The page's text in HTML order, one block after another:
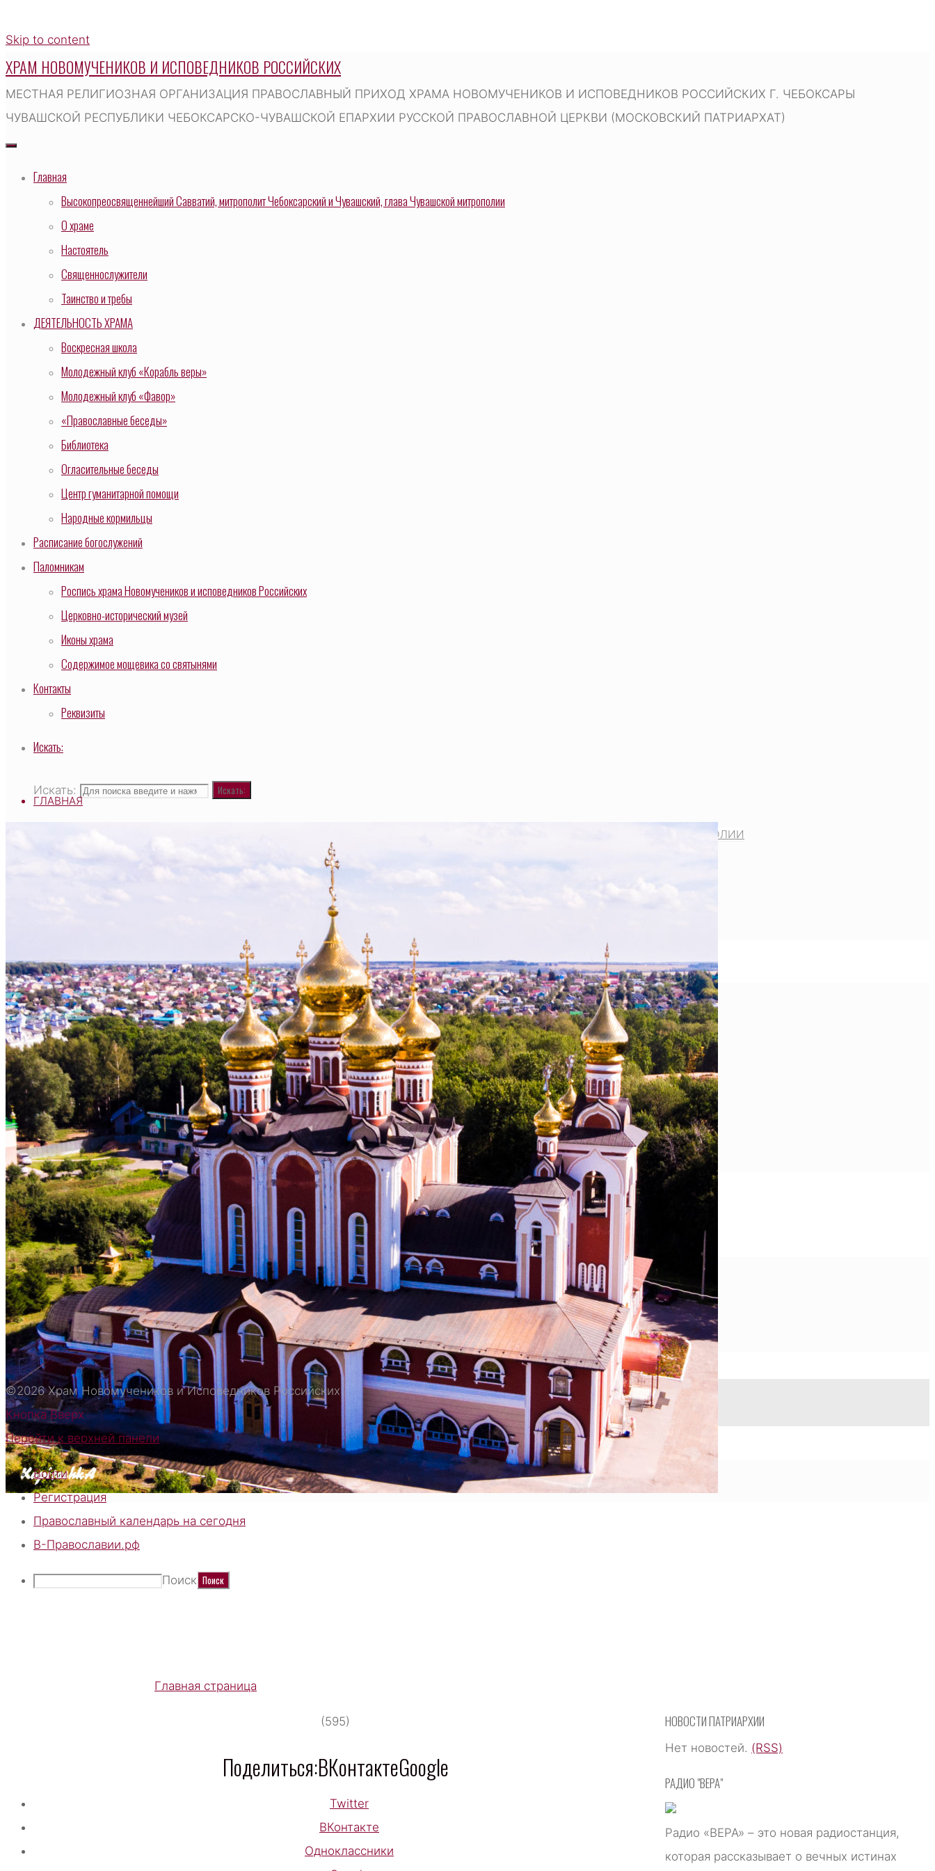
Skip to content
ХРАМ НОВОМУЧЕНИКОВ И ИСПОВЕДНИКОВ РОССИЙСКИХ
МЕСТНАЯ РЕЛИГИОЗНАЯ ОРГАНИЗАЦИЯ ПРАВОСЛАВНЫЙ ПРИХОД ХРАМА НОВОМУЧЕНИКОВ И ИСПОВЕДНИКОВ РОССИЙСКИХ Г. ЧЕБОКСАРЫ
ЧУВАШСКОЙ РЕСПУБЛИКИ ЧЕБОКСАРСКО-ЧУВАШСКОЙ ЕПАРХИИ РУССКОЙ ПРАВОСЛАВНОЙ ЦЕРКВИ (МОСКОВСКИЙ ПАТРИАРХАТ)
Главная
Высокопреосвященнейший Савватий, митрополит Чебоксарский и Чувашский, глава Чувашской митрополии
О храме
Настоятель
Священнослужители
Таинство и требы
ДЕЯТЕЛЬНОСТЬ ХРАМА
Воскресная школа
Молодежный клуб «Корабль веры»
Молодежный клуб «Фавор»
«Православные беседы»
Библиотека
Огласительные беседы
Центр гуманитарной помощи
Народные кормильцы
Расписание богослужений
Паломникам
Роспись храма Новомучеников и исповедников Российских
Церковно-исторический музей
Иконы храма
Содержимое мощевика со святынями
Контакты
Реквизиты
Искать:
Искать: Искать:
ГЛАВНАЯ
ВЫСОКОПРЕОСВЯЩЕННЕЙШИЙ САВВАТИЙ, МИТРОПОЛИТ ЧЕБОКСАРСКИЙ И ЧУВАШСКИЙ, ГЛАВА ЧУВАШСКОЙ МИТРОПОЛИИ
О ХРАМЕ
ДЕЯТЕЛЬНОСТЬ ХРАМА
ВОСКРЕСНАЯ ШКОЛА
МОЛОДЕЖНЫЙ КЛУБ «КОРАБЛЬ ВЕРЫ»
МОЛОДЕЖНЫЙ КЛУБ «ФАВОР»
«ПРАВОСЛАВНЫЕ БЕСЕДЫ»
БИБЛИОТЕКА
ОГЛАСИТЕЛЬНЫЕ БЕСЕДЫ
ЦЕНТР ГУМАНИТАРНОЙ ПОМОЩИ
НАРОДНЫЕ КОРМИЛЬЦЫ
РАСПИСАНИЕ БОГОСЛУЖЕНИЙ
ПАЛОМНИКАМ
РОСПИСЬ ХРАМА НОВОМУЧЕНИКОВ И ИСПОВЕДНИКОВ РОССИЙСКИХ
ЦЕРКОВНО-ИСТОРИЧЕСКИЙ МУЗЕЙ
ИКОНЫ ХРАМА
СОДЕРЖИМОЕ МОЩЕВИКА СО СВЯТЫНЯМИ
КОНТАКТЫ
РЕКВИЗИТЫ
ИСКАТЬ:
Искать: Искать:
Главная страница
(595)
Поделиться:ВКонтактеGoogle
Twitter
ВКонтакте
Одноклассники
НОВОСТИ ПАТРИАРХИИ
Нет новостей. (RSS)
РАДИО "ВЕРА"
Радио «ВЕРА» – это новая радиостанция,
которая рассказывает о вечных истинах
©2026 Храм Новомучеников и Исповедников Российских
Кнопка Вверх
Перейти к верхней панели
Войти
Регистрация
Православный календарь на сегодня
В-Православии.рф
Поиск